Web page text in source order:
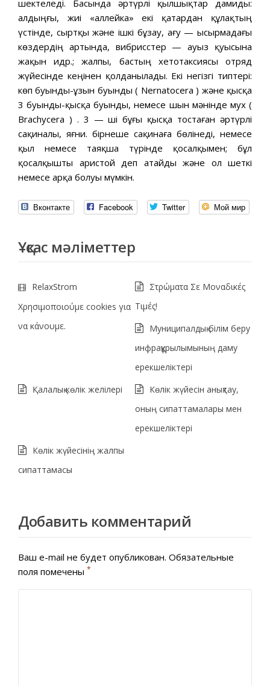
шектеледі. Басында әртүрлі қылшықтар дамиды:
алдыңғы, жиі «аллейка» екі қатардан құлақтың
үстінде, сыртқы және ішкі бұзау, ағу — ысырмадағы
көздердің артында, вибрисстер — ауыз қуысына
жақын идр.; жалпы, бастың хетотаксиясы отряд
жүйесінде кеңінен қолданылады. Екі негізгі типтері:
көп буынды-ұзын буынды ( Nernatocera ) және қысқа
3 буынды-қысқа буынды, немесе шын мәнінде мух (
Brachycera ) . 3 — ші бұғы қысқа тостаған әртүрлі
сақиналы, яғни. бірнеше сақинаға бөлінеді, немесе
қыл немесе таяқша түрінде қосалқымен; бұл
қосалқышты аристой деп атайды және ол шеткі
немесе арқа болуы мүмкін.
Вконтакте Facebook Twitter Мой мир
Ұқсас мәліметтер
RelaxStrom
Χρησιμοποιούμε cookies για
να κάνουμε.
Στρώματα Σε Μοναδικές
Τιμές!
Муниципалдық білім беру
инфрақұрылымының даму
ерекшеліктері
Қалалық көлік желілері
Көлік жүйесін анықтау,
оның сипаттамалары мен
ерекшеліктері
Көлік жүйесінің жалпы
сипаттамасы
Добавить комментарий
Ваш e-mail не будет опубликован. Обязательные
поля помечены *